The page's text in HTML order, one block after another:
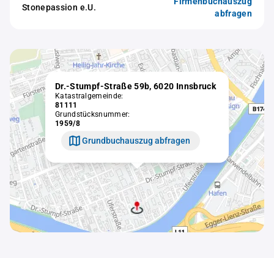
Stonepassion e.U.
abfragen
Dr.-Stumpf-Straße 59b, 6020 Innsbruck
Katastralgemeinde:
81111
Grundstücksnummer:
1959/8
Grundbuchauszug abfragen